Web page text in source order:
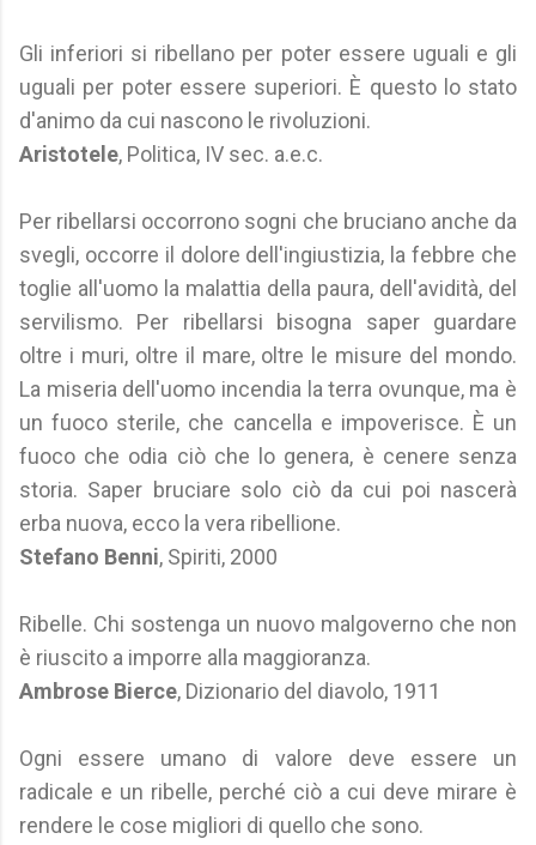
Gli inferiori si ribellano per poter essere uguali e gli
uguali per poter essere superiori. È questo lo stato
d'animo da cui nascono le rivoluzioni.
Aristotele, Politica, IV sec. a.e.c.
Per ribellarsi occorrono sogni che bruciano anche da
svegli, occorre il dolore dell'ingiustizia, la febbre che
toglie all'uomo la malattia della paura, dell'avidità, del
servilismo. Per ribellarsi bisogna saper guardare
oltre i muri, oltre il mare, oltre le misure del mondo.
La miseria dell'uomo incendia la terra ovunque, ma è
un fuoco sterile, che cancella e impoverisce. È un
fuoco che odia ciò che lo genera, è cenere senza
storia. Saper bruciare solo ciò da cui poi nascerà
erba nuova, ecco la vera ribellione.
Stefano Benni, Spiriti, 2000
Ribelle. Chi sostenga un nuovo malgoverno che non
è riuscito a imporre alla maggioranza.
Ambrose Bierce, Dizionario del diavolo, 1911
Ogni essere umano di valore deve essere un
radicale e un ribelle, perché ciò a cui deve mirare è
rendere le cose migliori di quello che sono.